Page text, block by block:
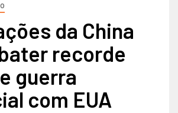
da China
recorde
guerra
com EUA